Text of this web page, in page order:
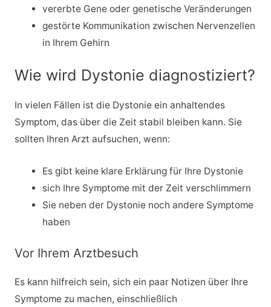
vererbte Gene oder genetische Veränderungen
gestörte Kommunikation zwischen Nervenzellen
in Ihrem Gehirn
Wie wird Dystonie diagnostiziert?
In vielen Fällen ist die Dystonie ein anhaltendes
Symptom, das über die Zeit stabil bleiben kann. Sie
sollten Ihren Arzt aufsuchen, wenn:
Es gibt keine klare Erklärung für Ihre Dystonie
sich Ihre Symptome mit der Zeit verschlimmern
Sie neben der Dystonie noch andere Symptome
haben
Vor Ihrem Arztbesuch
Es kann hilfreich sein, sich ein paar Notizen über Ihre
Symptome zu machen, einschließlich